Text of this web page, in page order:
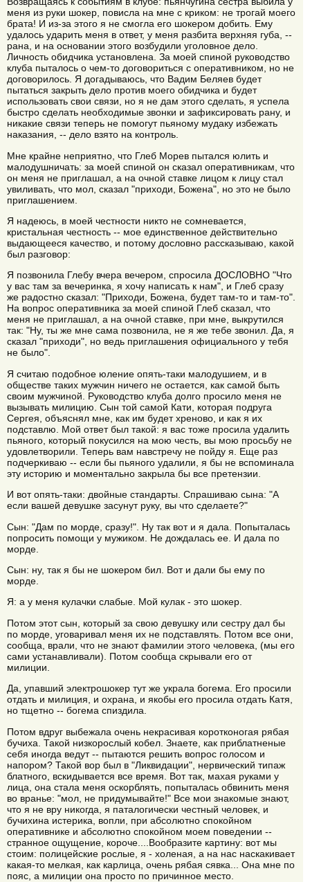
меня из руки шокер, повисла на мне с криком: не трогай моего
брата! И из-за этого я не смогла его шокером добить. Ему
удалось ударить меня в ответ, у меня разбита верхняя губа, --
рана, и на основании этого возбудили уголовное дело.
Личность обидчика установлена. За моей спиной руководство
клуба пыталось о чем-то договориться с оперативником, но не
договорилось. Я догадываюсь, что Вадим Беляев будет
пытаться закрыть дело против моего обидчика и будет
использовать свои связи, но я не дам этого сделать, я успела
быстро сделать необходимые звонки и зафиксировать рану, и
никакие связи теперь не помогут пьяному мудаку избежать
наказания, -- дело взято на контроль.
Мне крайне неприятно, что Глеб Морев пытался юлить и
малодушничать: за моей спиной он сказал оперативникам, что
он меня не приглашал, а на очной ставке лицом к лицу стал
увиливать, что мол, сказал "приходи, Божена", но это не было
приглашением.
Я надеюсь, в моей честности никто не сомневается,
кристальная честность -- мое единственное действительно
выдающееся качество, и потому дословно рассказываю, какой
был разговор:
Я позвонила Глебу вчера вечером, спросила ДОСЛОВНО "Что
у вас там за вечеринка, я хочу написать к нам", и Глеб сразу
же радостно сказал: "Приходи, Божена, будет там-то и там-то".
На вопрос оперативника за моей спиной Глеб сказал, что
меня не приглашал, а на очной ставке, при мне, выкрутился
так: "Ну, ты же мне сама позвонила, не я же тебе звонил. Да, я
сказал "приходи", но ведь приглашения официального у тебя
не было".
Я считаю подобное юление опять-таки малодушием, и в
обществе таких мужчин ничего не остается, как самой быть
своим мужчиной. Руководство клуба долго просило меня не
вызывать милицию. Сын той самой Кати, которая подруга
Сергея, объяснял мне, как им будет хреново, и как я их
подставлю. Мой ответ был такой: я вас тоже просила удалить
пьяного, который покусился на мою честь, вы мою просьбу не
удовлетворили. Теперь вам навстречу не пойду я. Еще раз
подчеркиваю -- если бы пьяного удалили, я бы не вспоминала
эту историю и моментально закрыла бы все претензии.
И вот опять-таки: двойные стандарты. Спрашиваю сына: "А
если вашей девушке засунут руку, вы что сделаете?"
Сын: "Дам по морде, сразу!". Ну так вот и я дала. Попыталась
попросить помощи у мужиком. Не дождалась ее. И дала по
морде.
Сын: ну, так я бы не шокером бил. Вот и дали бы ему по
морде.
Я: а у меня кулачки слабые. Мой кулак - это шокер.
Потом этот сын, который за свою девушку или сестру дал бы
по морде, уговаривал меня их не подставлять. Потом все они,
сообща, врали, что не знают фамилии этого человека, (мы его
сами устанавливали). Потом сообща скрывали его от
милиции.
Да, упавший электрошокер тут же украла богема. Его просили
отдать и милиция, и охрана, и якобы его просила отдать Катя,
но тщетно -- богема спиздила.
Потом вдруг выбежала очень некрасивая коротконогая рябая
бучиха. Такой низкорослый кобел. Знаете, как приблатненые
себя иногда ведут -- пытаются решить вопрос голосом и
напором? Такой вор был в "Ликвидации", нервический типаж
блатного, вскидывается все время. Вот так, махая руками у
лица, она стала меня оскорблять, попыталась обвинить меня
во вранье: "мол, не придумывайте!" Все мои знакомые знают,
что я не вру никогда, я паталогически честный человек, и
бучихина истерика, вопли, при абсолютно спокойном
оперативнике и абсолютно спокойном моем поведении --
странное ощущение, короче....Вообразите картину: вот мы
стоим: полицейские рослые, я - холеная, а на нас наскакивает
какая-то мелкая, как карлица, очень рябая сявка... Она мне по
пояс, а милиции она просто по причинное место.